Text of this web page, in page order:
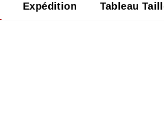
Expédition Tableau